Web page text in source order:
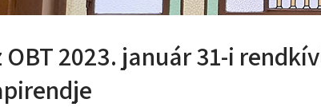
OBT 2023. január 31-i